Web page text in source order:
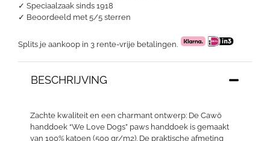
✓ Speciaalzaak sinds 1918
✓ Beoordeeld met 5/5 sterren
Splits je aankoop in 3 rente-vrije betalingen.
BESCHRIJVING
Zachte kwaliteit en een charmant ontwerp: De Cawö
handdoek “We Love Dogs” paws handdoek is gemaakt
van 100% katoen (500 gr/m2). De praktische afmeting